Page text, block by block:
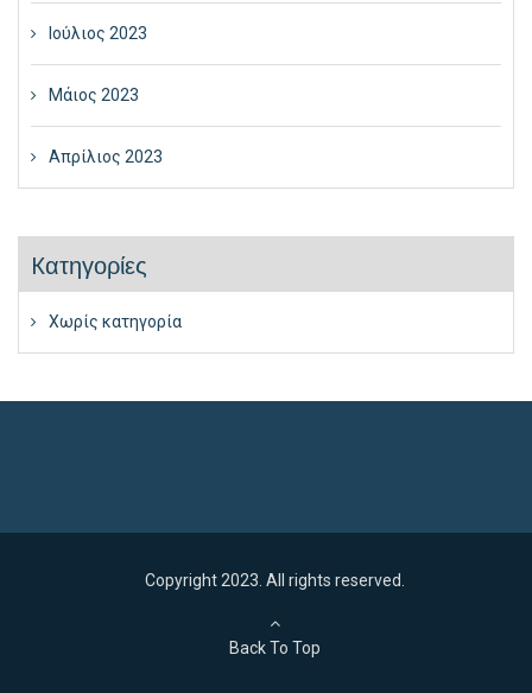
Ιούλιος 2023
Μάιος 2023
Απρίλιος 2023
Kατηγορίες
Χωρίς κατηγορία
Copyright 2023. All rights reserved.
Back To Top